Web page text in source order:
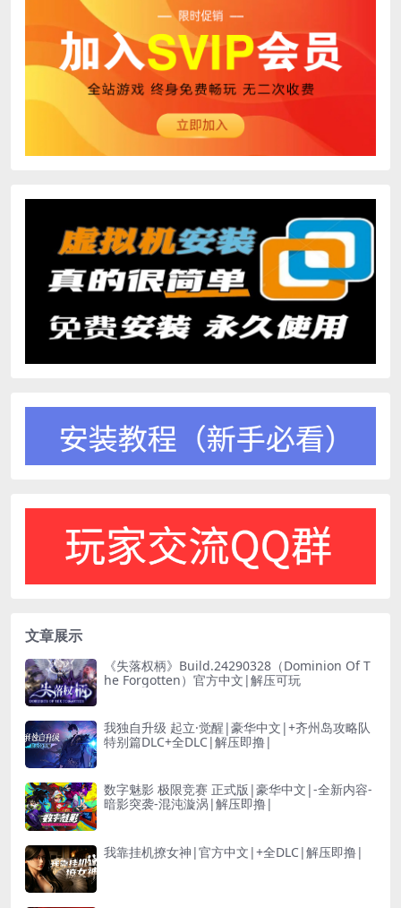
文章展示
《失落权柄》Build.24290328（Dominion Of T
he Forgotten）官方中文|解压可玩
我独自升级 起立·觉醒|豪华中文|+齐州岛攻略队
特别篇DLC+全DLC|解压即撸|
数字魅影 极限竞赛 正式版|豪华中文|-全新内容-
暗影突袭-混沌漩涡|解压即撸|
我靠挂机撩女神|官方中文|+全DLC|解压即撸|